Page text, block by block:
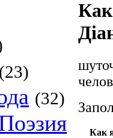
(23)
(32)
Как